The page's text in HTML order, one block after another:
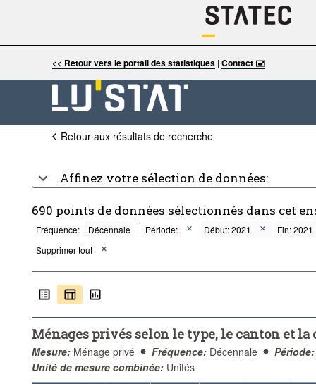
<< Retour vers le portail des statistiques |Contact 🖃
Retour aux résultats de recherche
Affinez votre sélection de données:
690 points de données sélectionnés dans cet
Fréquence: Décennale Période: Début: 2021
Fin: 2021
Supprimer tout
Ménages privés selon le type, le canton et la
Mesure: Ménage privé Fréquence: Décennale
Période:
Unité de mesure combinée: Unités